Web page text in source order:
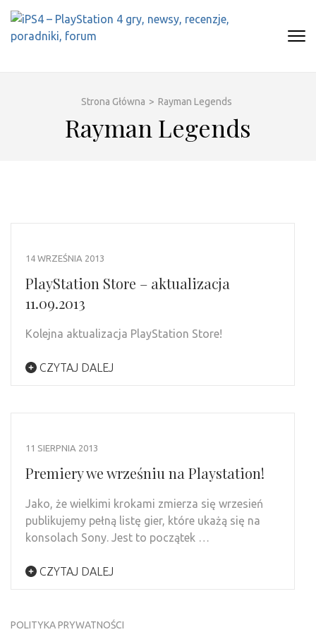
Skip
content
Strona Główna > Rayman Legends
Rayman Legends
14 WRZEŚNIA 2013
PlayStation Store – aktualizacja
11.09.2013
Kolejna aktualizacja PlayStation Store!
CZYTAJ DALEJ
11 SIERPNIA 2013
Premiery we wrześniu na Playstation!
Jako, że wielkimi krokami zmierza się wrzesień
publikujemy pełną listę gier, które ukażą się na
konsolach Sony. Jest to początek …
CZYTAJ DALEJ
POLITYKA PRYWATNOŚCI